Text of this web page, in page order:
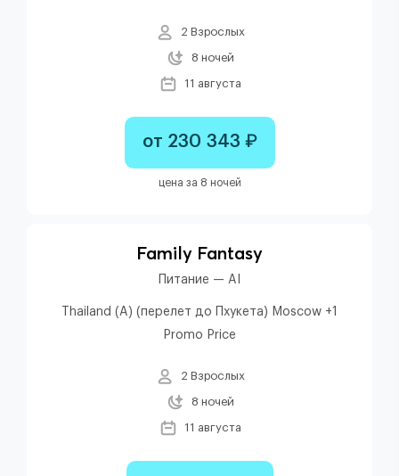
2 Взрослых
8 ночей
11 августа
от 230 343 ₽
цена за 8 ночей
Family Fantasy
Питание — AI
Thailand (A) (перелет до Пхукета) Moscow +1
Promo Price
2 Взрослых
8 ночей
11 августа